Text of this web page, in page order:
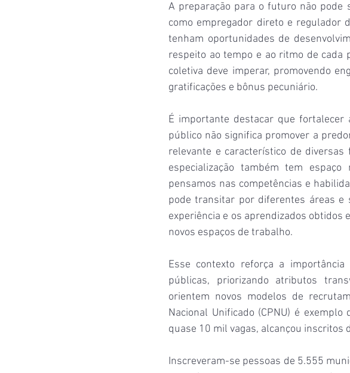
A preparação para o futuro não pode
como empregador direto e regulador
tenham oportunidades de
respeito ao tempo e ao ritmo de cada
coletiva deve imperar, promovendo
gratificações e bônus pecuniário.
É importante destacar que
público não significa promover a
relevante e característico de
especialização também tem
pensamos nas competências e
pode transitar por diferentes áreas e
experiência e os aprendizados obtidos
novos espaços de trabalho.
Esse contexto reforça a
públicas, priorizando atributos
orientem novos modelos de
Nacional Unificado (CPNU) é
quase 10 mil vagas, alcançou
Inscreveram-se pessoas de 5.555